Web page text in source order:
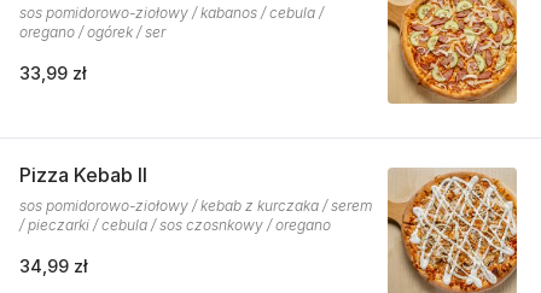
sos pomidorowo-ziołowy / kabanos / cebula /
oregano / ogórek / ser
33,99 zł
Pizza Kebab II
sos pomidorowo-ziołowy / kebab z kurczaka / serem
/ pieczarki / cebula / sos czosnkowy / oregano
34,99 zł